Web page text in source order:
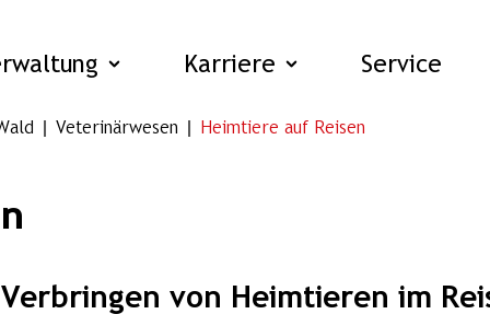
Karriere Service
Veterinärwesen Heimtiere auf Reisen
von Heimtieren im